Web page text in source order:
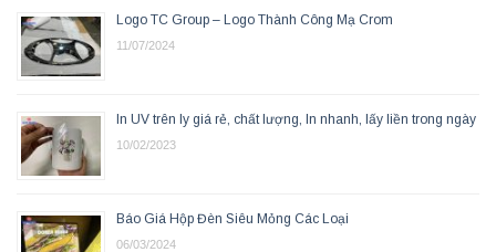
Logo TC Group – Logo Thành Công Mạ Crom
11/07/2024
In UV trên ly giá rẻ, chất lượng, In nhanh, lấy liền trong ngày
10/02/2023
Báo Giá Hộp Đèn Siêu Mỏng Các Loại
06/03/2024